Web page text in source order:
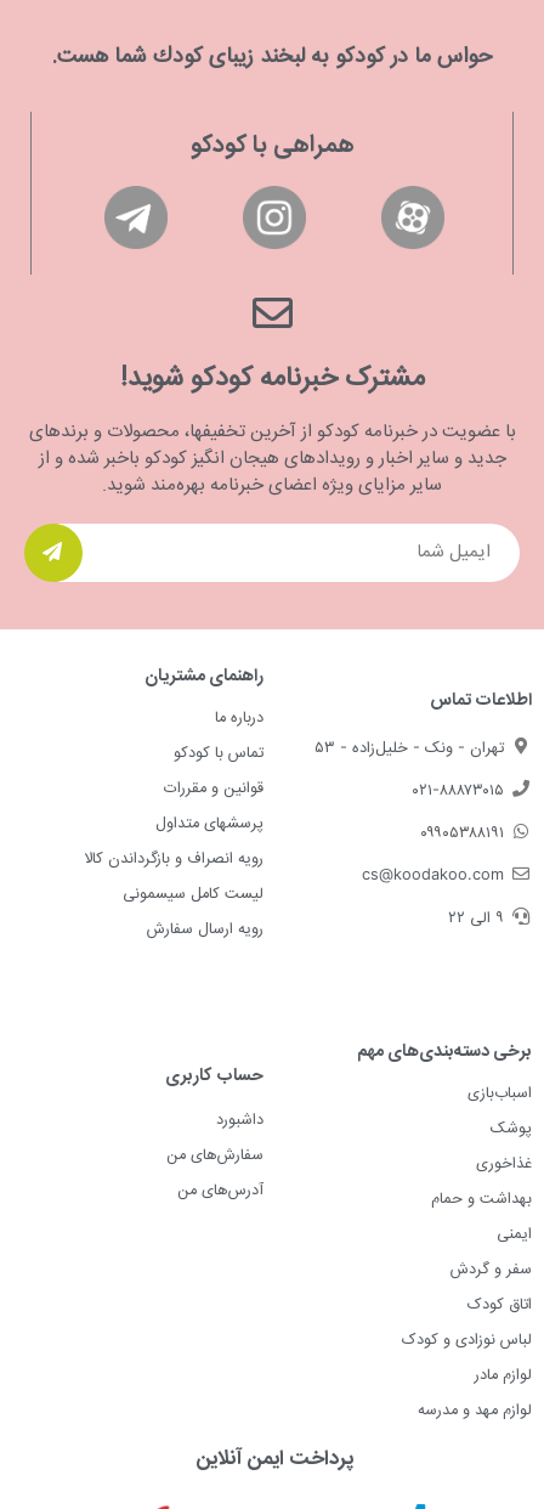
حواس ما در كودكو به لبخند زیبای كودك شما هست.
همراهی با کودکو
مشترک خبرنامه کودکو شوید!
با عضویت در خبرنامه کودکو از آخرین تخفیفها، محصولات و برندهای
جدید و سایر اخبار و رویدادهای هیجان انگیز کودکو باخبر شده و از
سایر مزایای ویژه اعضای خبرنامه بهره‌مند شوید.
اطلاعات تماس
تهران - ونک - خلیل‌زاده - ۵۳
۰۲۱-۸۸۸۷۳۰۱۵
۰۹۹۰۵۳۸۸۱۹۱
cs@koodakoo.com
۹ الی ۲۲
راهنمای مشتریان
درباره ما
تماس با کودکو
قوانین و مقررات
پرسشهای متداول
رویه انصراف و بازگرداندن کالا
لیست کامل سیسمونی
رویه ارسال سفارش
برخی دسته‌بندی‌های مهم
اسباب‌بازی
پوشک
غذاخوری
بهداشت و حمام
ایمنی
سفر و گردش
اتاق کودک
لباس نوزادی و کودک
لوازم مادر
لوازم مهد و مدرسه
حساب کاربری
داشبورد
سفارش‌های من
آدرس‌های من
پرداخت ایمن آنلاین